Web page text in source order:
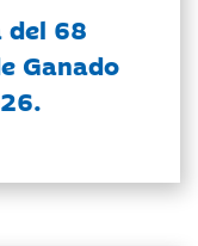
del 68
Ganado